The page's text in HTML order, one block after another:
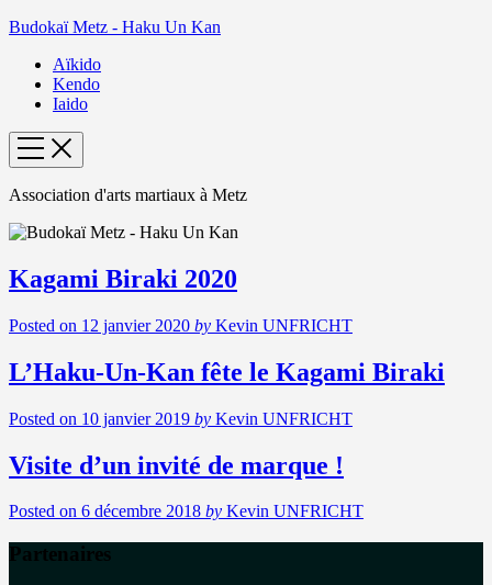
Budokaï Metz - Haku Un Kan
Aïkido
Kendo
Iaido
Association d'arts martiaux à Metz
Kagami Biraki 2020
Posted on 12 janvier 2020 by Kevin UNFRICHT
L’Haku-Un-Kan fête le Kagami Biraki
Posted on 10 janvier 2019 by Kevin UNFRICHT
Visite d’un invité de marque !
Posted on 6 décembre 2018 by Kevin UNFRICHT
Partenaires